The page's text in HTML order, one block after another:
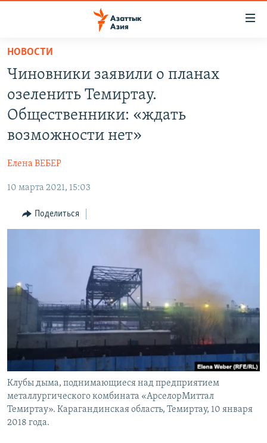
Вернуться
основному
содержанию
Вернутся
главной
Вернутся
КЫРГЫЗСТАН
ВОЙНА В УКРАИНЕ
ЎЗБЕКЧА
ТОҶИКӢ
ПОДПИШИТЕСЬ НА НАС В СОЦСЕТЯХ
Все сайты РСЕ/РС
НОВОСТИ
Чиновники заявили о планах
озеленить Темиртау.
Общественники: «ждать
возможности нет»
Елена ВЕБЕР
10 марта 2021, 15:03
Поделиться
Клубы дыма, поднимающиеся над предприятием
металлургического комбината «АрселорМиттал
Темиртау». Карагандинская область, Темиртау, 10 января
2018 года.